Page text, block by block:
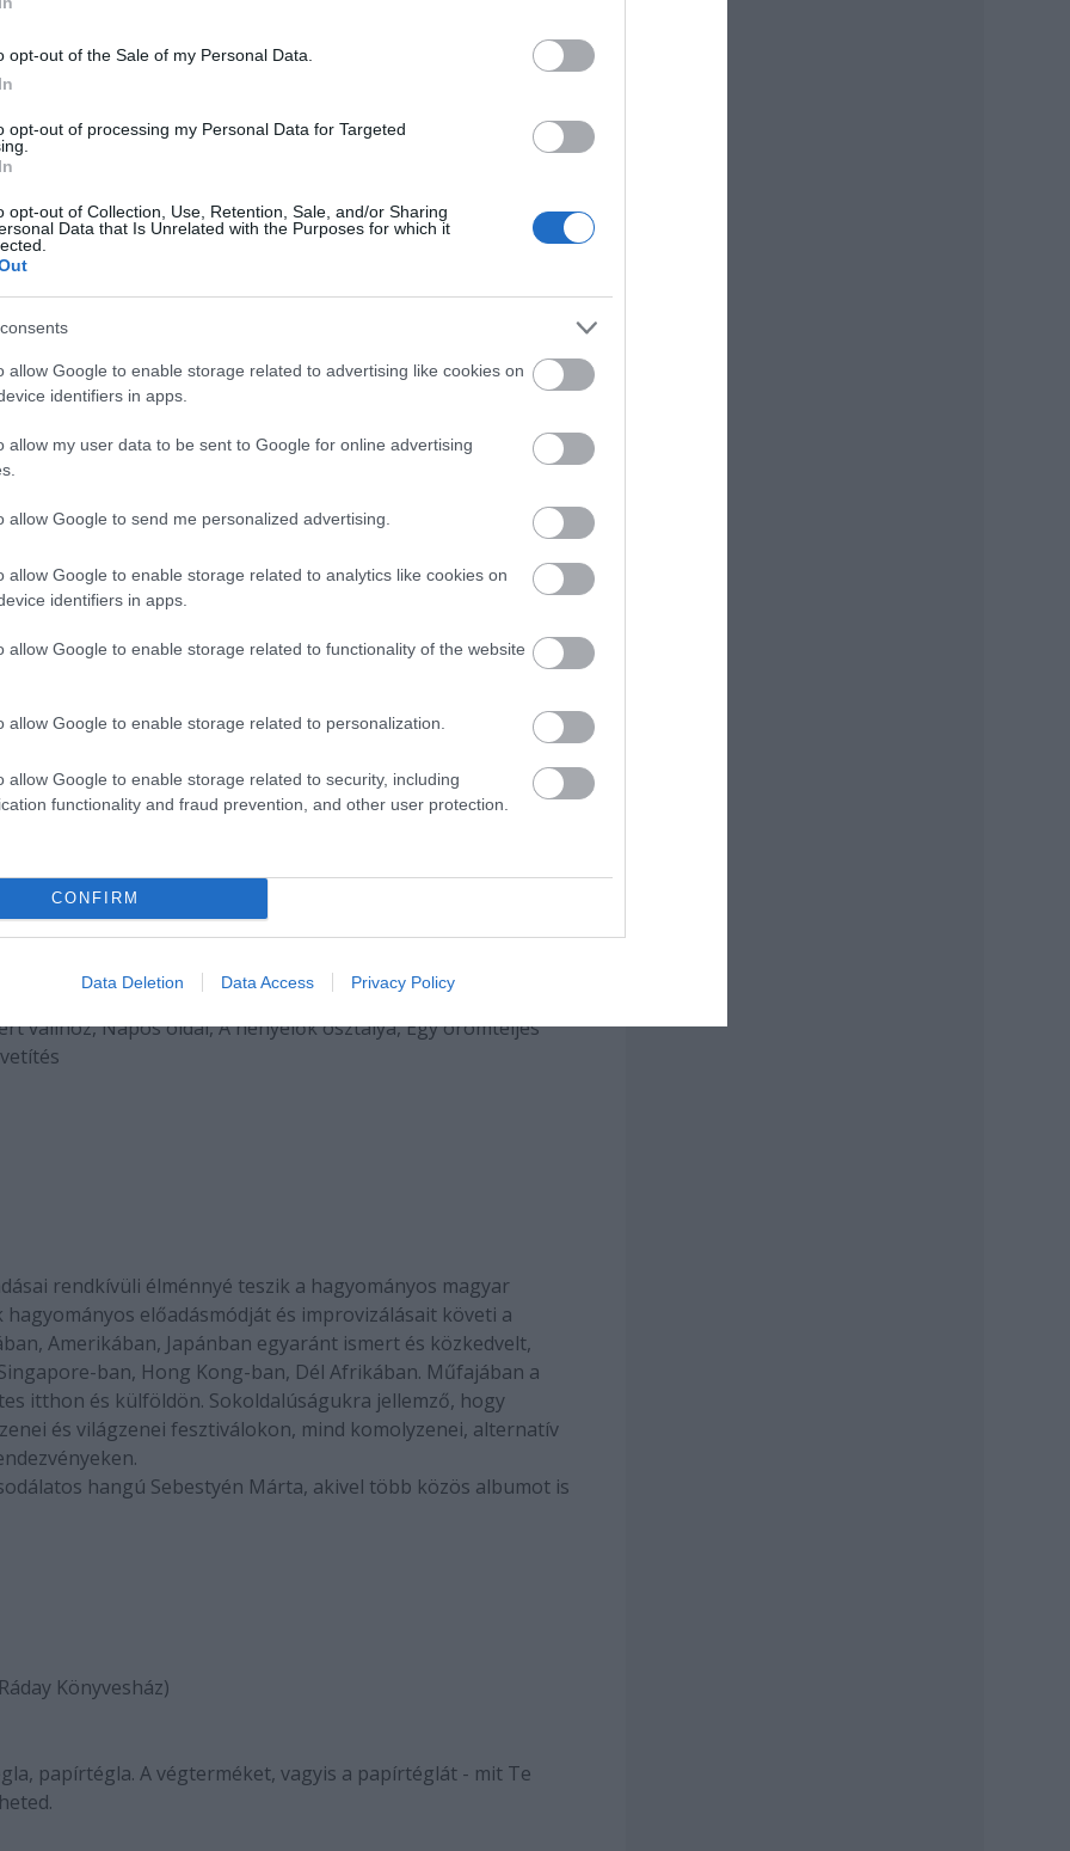
opt-out of the Sale of my Personal Data.
opt-out of processing my Personal Data for Targeted
opt-out of Collection, Use, Retention, Sale, and/or Sharing
Data that Is Unrelated with the Purposes for which it
allow Google to enable storage related to advertising like cookies on
identifiers in apps.
allow my user data to be sent to Google for online advertising
allow Google to send me personalized advertising.
allow Google to enable storage related to analytics like cookies on
identifiers in apps.
allow Google to enable storage related to functionality of the website
allow Google to enable storage related to personalization.
allow Google to enable storage related to security, including
functionality and fraud prevention, and other user protection.
CONFIRM
Data Deletion Data Access Privacy Policy
tartalmazza.
munka, ironikus, de mégsem parodikus, elbájoló, de
nem fancsali, félkulináris, félintellektuális, félszáraz-félédes
SZÍNHÁZ) A dalokat előadja: a Bárka majd- teljes társulata
Gabi, Varga Anikó, Ollé Erik, Kovács Vanda, Gados Béla, Tausz
új zenekarával a Bakáts téren varázsol - minden
csupa máig kiadatlan muzsika. Filmzenék, brassói,
17-én (Beethoven ugyanezen a napon született 1770-
korában ismerkedett meg.
először. A szabadkai zenei középiskola második osztályát
ahol a Dresch Quartett tagja lett.
más országai között.
Bérczes László)
a világot, és beleállítja a szívedbe" Mind a prózának,
az "összebékítésre" a kegyelmi esélye, ami egyébként
és a halálnak. Egy művészeti aktus képes létrehozni
kívül van.- H.J.
vállhoz, Napos oldal, A henyélők osztálya, Egy örömteljes
rendkívüli élménnyé teszik a hagyományos magyar
előadásmódját és improvizálásait követi a
Amerikában, Japánban egyaránt ismert és közkedvelt,
ban, Hong Kong-ban, Dél Afrikában. Műfajában a
itthon és külföldön. Sokoldalúságukra jellemző, hogy
és világzenei fesztiválokon, mind komolyzenei, alternatív
hangú Sebestyén Márta, akivel több közös albumot is
Könyvesház)
papírtégla. A végterméket, vagyis a papírtéglát - mit Te